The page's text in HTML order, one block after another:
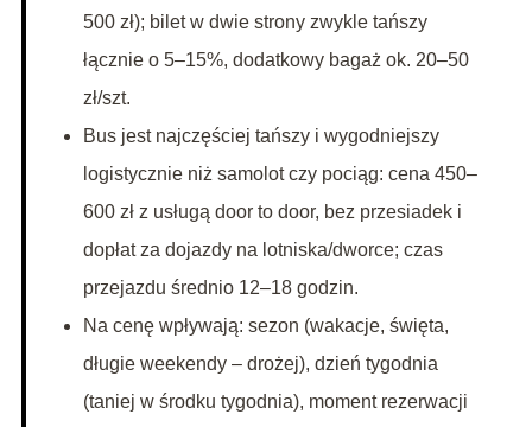
500 zł); bilet w dwie strony zwykle tańszy
łącznie o 5–15%, dodatkowy bagaż ok. 20–50
zł/szt.
Bus jest najczęściej tańszy i wygodniejszy
logistycznie niż samolot czy pociąg: cena 450–
600 zł z usługą door to door, bez przesiadek i
dopłat za dojazdy na lotniska/dworce; czas
przejazdu średnio 12–18 godzin.
Na cenę wpływają: sezon (wakacje, święta,
długie weekendy – drożej), dzień tygodnia
(taniej w środku tygodnia), moment rezerwacji